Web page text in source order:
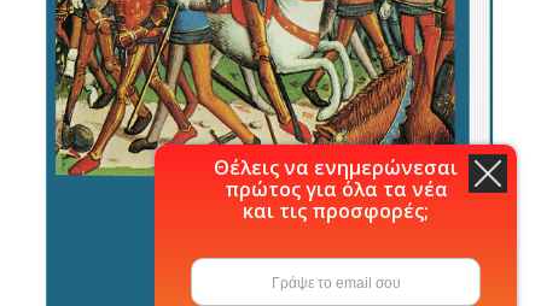
Θέλεις να ενημερώνεσαι
πρώτος για όλα τα νέα
και τις προσφορές;